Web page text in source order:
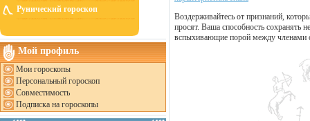
Рунический гороскоп
Мой профиль
Мои гороскопы
Персональный гороскоп
Совместимость
Подписка на гороскопы
Воздерживайтесь от признаний,
просят. Ваша способность сохранять
вспыхивающие порой между членами